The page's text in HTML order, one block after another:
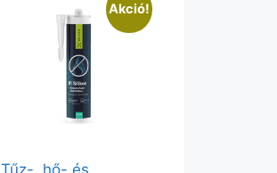
Akció!